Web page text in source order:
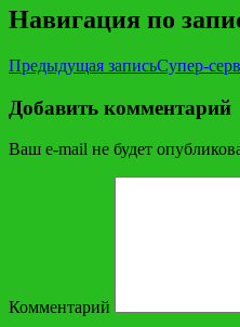
Навигация по
Предыдущая записьСупер-
Добавить комментарий
Ваш e-mail не будет
Комментарий